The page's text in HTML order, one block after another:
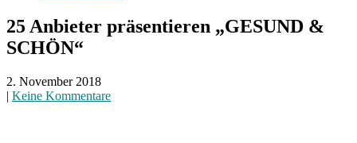
25 Anbieter präsentieren „GESUND &
SCHÖN“
2. November 2018
| Keine Kommentare